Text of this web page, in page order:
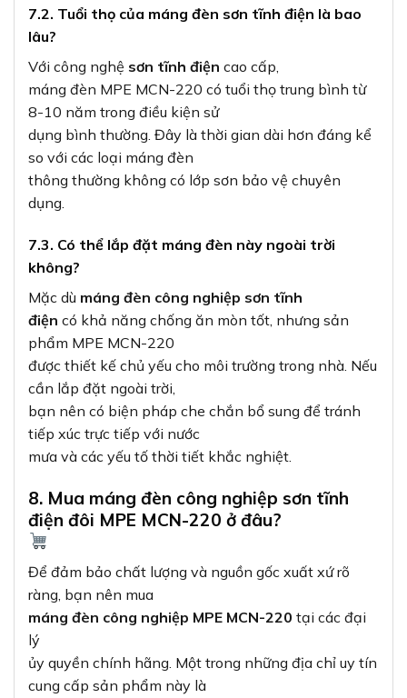
7.2. Tuổi thọ của máng đèn sơn tĩnh điện là bao
lâu?
Với công nghệ sơn tĩnh điện cao cấp,
máng đèn MPE MCN-220 có tuổi thọ trung bình từ
8-10 năm trong điều kiện sử
dụng bình thường. Đây là thời gian dài hơn đáng kể
so với các loại máng đèn
thông thường không có lớp sơn bảo vệ chuyên
dụng.
7.3. Có thể lắp đặt máng đèn này ngoài trời
không?
Mặc dù máng đèn công nghiệp sơn tĩnh
điện có khả năng chống ăn mòn tốt, nhưng sản
phẩm MPE MCN-220
được thiết kế chủ yếu cho môi trường trong nhà. Nếu
cần lắp đặt ngoài trời,
bạn nên có biện pháp che chắn bổ sung để tránh
tiếp xúc trực tiếp với nước
mưa và các yếu tố thời tiết khắc nghiệt.
8. Mua máng đèn công nghiệp sơn tĩnh
điện đôi MPE MCN-220 ở đâu?
Để đảm bảo chất lượng và nguồn gốc xuất xứ rõ
ràng, bạn nên mua
máng đèn công nghiệp MPE MCN-220 tại các đại
lý
ủy quyền chính hãng. Một trong những địa chỉ uy tín
cung cấp sản phẩm này là